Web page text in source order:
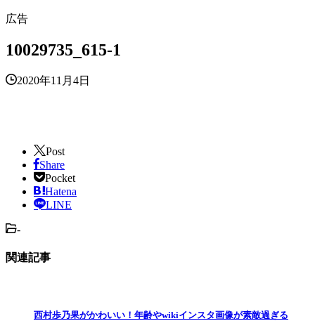
広告
10029735_615-1
2020年11月4日
Post
Share
Pocket
Hatena
LINE
-
関連記事
西村歩乃果がかわいい！年齢やwikiインスタ画像が素敵過ぎる